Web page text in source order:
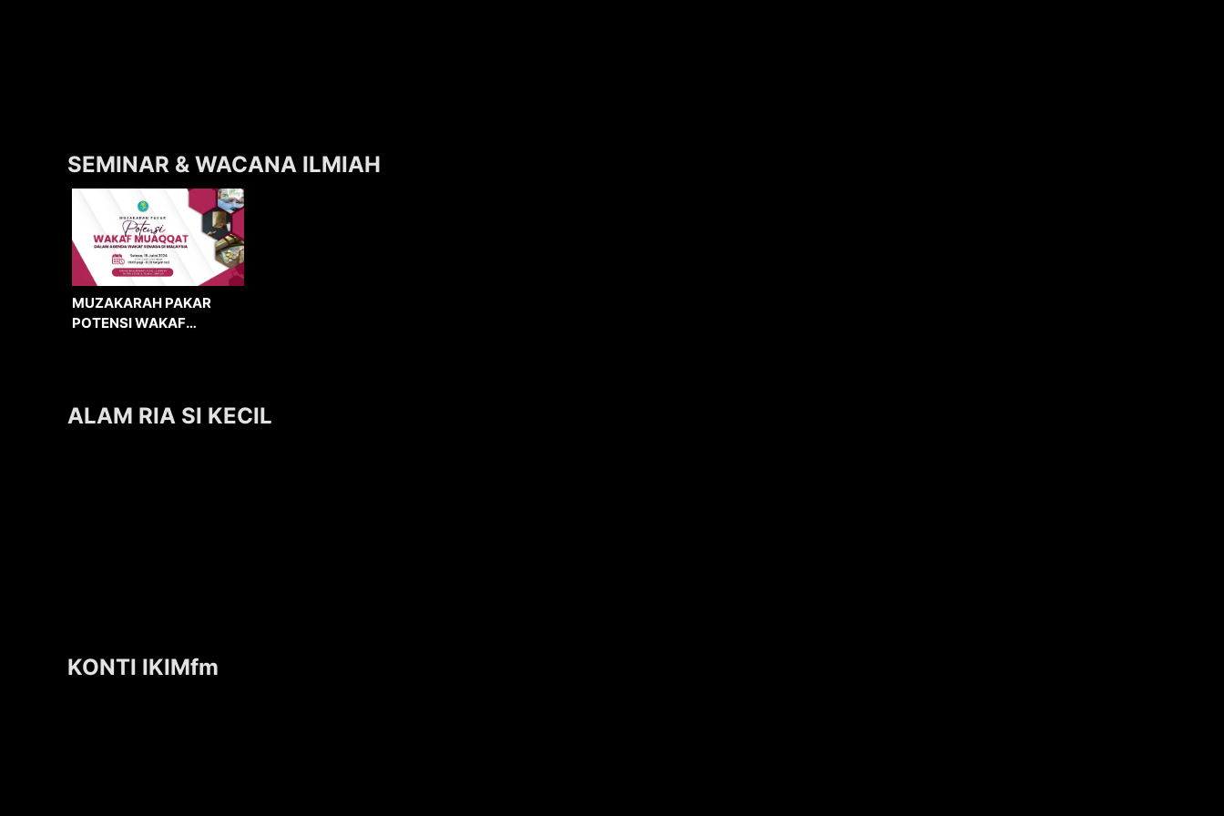
SEMINAR & WACANA ILMIAH
MUZAKARAH PAKAR
POTENSI WAKAF
ALAM RIA SI KECIL
KONTI IKIMfm